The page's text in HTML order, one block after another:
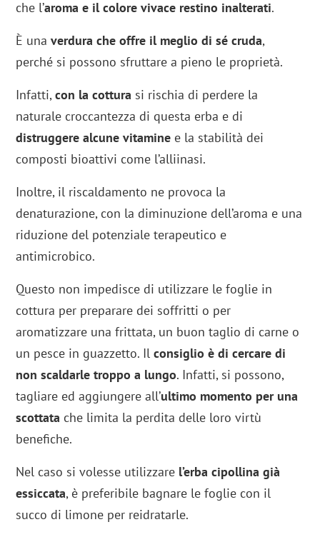
che l’aroma e il colore vivace restino inalterati.
È unaverdura che offre il meglio di sé cruda,
perché si possono sfruttare a pieno le proprietà.
Infatti,con la cottura si rischia di perdere la
naturale croccantezza di questa erba e di
distruggere alcune vitamine e la stabilità dei
composti bioattivi come l’alliinasi.
Inoltre, il riscaldamento ne provoca la
denaturazione, con la diminuzione dell’aroma e una
riduzione del potenziale terapeutico e
antimicrobico.
Questo non impedisce di utilizzare le foglie in
cottura per preparare dei soffritti o per
aromatizzare una frittata, un buon taglio di carne o
un pesce in guazzetto. Il consiglio è di cercare di
non scaldarle troppo a lungo. Infatti, si possono,
tagliare ed aggiungere all’ultimo momento per una
scottata che limita la perdita delle loro virtù
benefiche.
Nel caso si volesse utilizzare l’erba cipollina già
essiccata, è preferibile bagnare le foglie con il
succo di limone per reidratarle.